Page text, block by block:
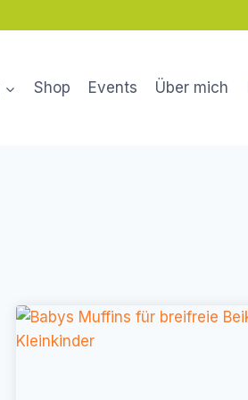
Shop Events Über mich